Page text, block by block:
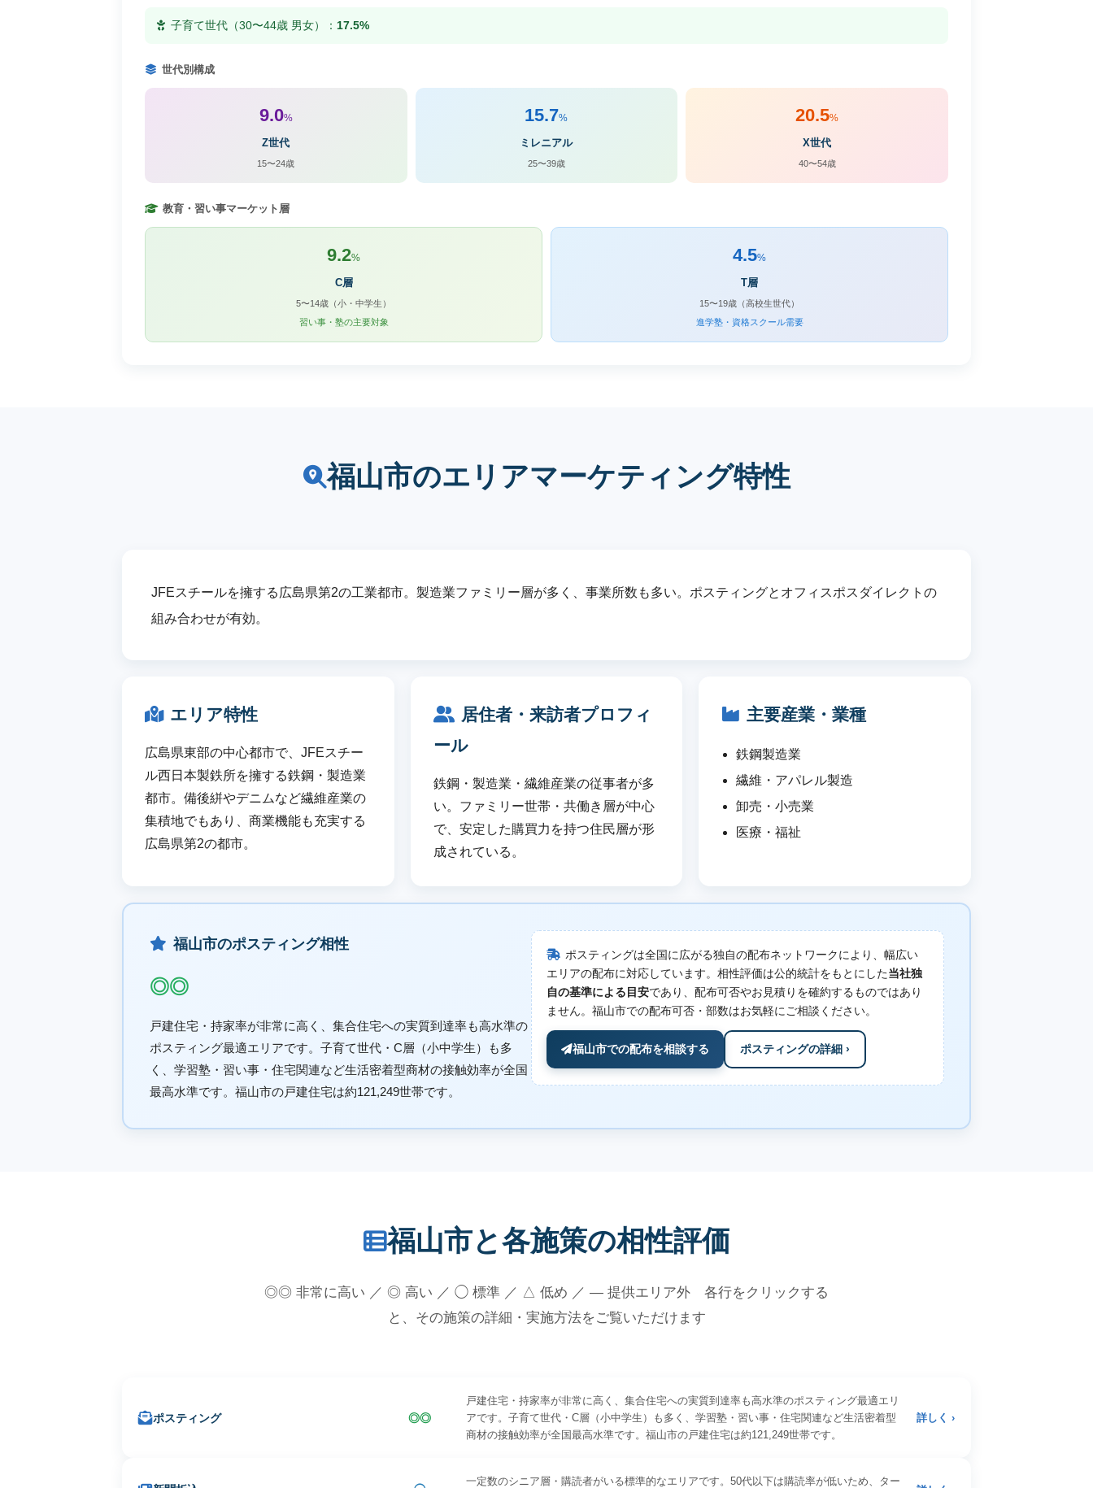
子育て世代（30〜44歳 男女）： 17.5%
世代別構成
9.0%
Z世代
15〜24歳
15.7%
ミレニアル
25〜39歳
20.5%
X世代
40〜54歳
教育・習い事マーケット層
9.2%
C層
5〜14歳（小・中学生）
習い事・塾の主要対象
4.5%
T層
15〜19歳（高校生世代）
進学塾・資格スクール需要
福山市のエリアマーケティング特性
JFEスチールを擁する広島県第2の工業都市。製造業ファミリー層が多く、事業所数も多い。ポスティングとオフィスポスダイレクトの
組み合わせが有効。
エリア特性
広島県東部の中心都市で、JFEスチー
ル西日本製鉄所を擁する鉄鋼・製造業
都市。備後絣やデニムなど繊維産業の
集積地でもあり、商業機能も充実する
広島県第2の都市。
居住者・来訪者プロフィ
ール
鉄鋼・製造業・繊維産業の従事者が多
い。ファミリー世帯・共働き層が中心
で、安定した購買力を持つ住民層が形
成されている。
主要産業・業種
鉄鋼製造業
繊維・アパレル製造
卸売・小売業
医療・福祉
福山市のポスティング相性
◎◎
戸建住宅・持家率が非常に高く、集合住宅への実質到達率も高水準の
ポスティング最適エリアです。子育て世代・C層（小中学生）も多
く、学習塾・習い事・住宅関連など生活密着型商材の接触効率が全国
最高水準です。福山市の戸建住宅は約121,249世帯です。
ポスティングは全国に広がる独自の配布ネットワークにより、幅広い
エリアの配布に対応しています。相性評価は公的統計をもとにした当社独
自の基準による目安であり、配布可否やお見積りを確約するものではあり
ません。福山市での配布可否・部数はお気軽にご相談ください。
福山市での配布を相談する ポスティングの詳細 ›
福山市と各施策の相性評価
◎◎ 非常に高い ／ ◎ 高い ／ ◯ 標準 ／ △ 低め ／ — 提供エリア外 各行をクリックする
と、その施策の詳細・実施方法をご覧いただけます
ポスティング ◎◎
戸建住宅・持家率が非常に高く、集合住宅への実質到達率も高水準のポスティング最適エリ
アです。子育て世代・C層（小中学生）も多く、学習塾・習い事・住宅関連など生活密着型
商材の接触効率が全国最高水準です。福山市の戸建住宅は約121,249世帯です。
詳しく ›
一定数のシニア層・購読者がいる標準的なエリアです。50代以下は購読率が低いため、ター